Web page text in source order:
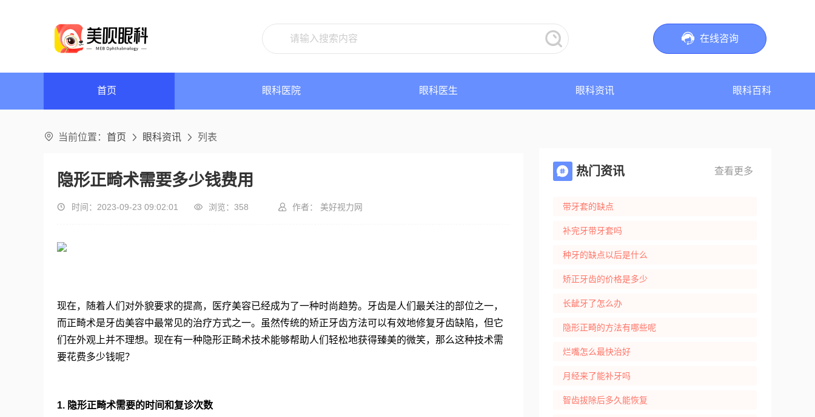
  在线咨询
首页 眼科医院 眼科医生 眼科资讯 眼科百科
 当前位置：首页  眼科资讯  列表
隐形正畸术需要多少钱费用
 时间：2023-09-23 09:02:01  浏览： 358  作者： 美好视力网
现在，随着人们对外貌要求的提高，医疗美容已经成为了一种时尚趋势。牙齿是人们最关注的部位之一，
而正畸术是牙齿美容中最常见的治疗方式之一。虽然传统的矫正牙齿方法可以有效地修复牙齿缺陷，但它
们在外观上并不理想。现在有一种隐形正畸术技术能够帮助人们轻松地获得臻美的微笑，那么这种技术需
要花费多少钱呢？
1. 隐形正畸术需要的时间和复诊次数
 热门资讯 查看更多
带牙套的缺点
补完牙带牙套吗
种牙的缺点以后是什么
矫正牙齿的价格是多少
长龇牙了怎么办
隐形正畸的方法有哪些呢
烂嘴怎么最快治好
月经来了能补牙吗
智齿拔除后多久能恢复